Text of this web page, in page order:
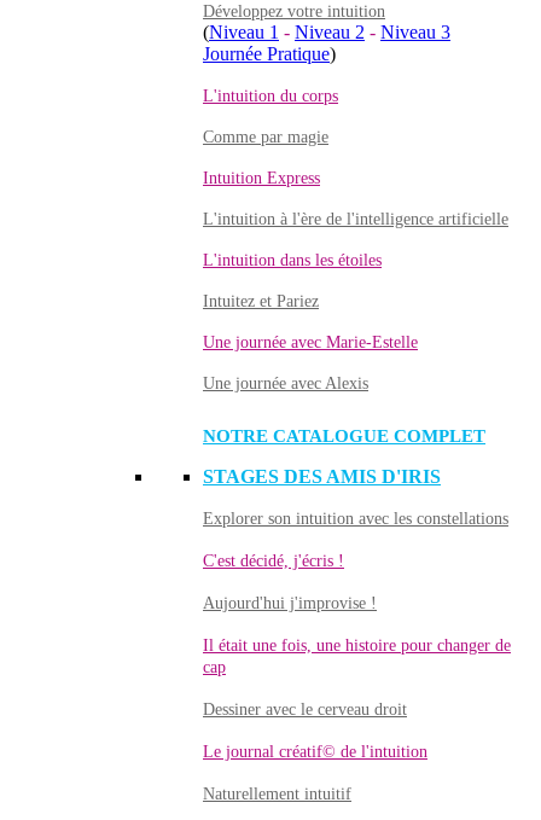
Développez votre intuition
(Niveau 1 - Niveau 2 - Niveau 3
Journée Pratique)
L'intuition du corps
Comme par magie
Intuition Express
L'intuition à l'ère de l'intelligence artificielle
L'intuition dans les étoiles
Intuitez et Pariez
Une journée avec Marie-Estelle
Une journée avec Alexis
NOTRE CATALOGUE COMPLET
STAGES DES AMIS D'IRIS
Explorer son intuition avec les constellations
C'est décidé, j'écris !
Aujourd'hui j'improvise !
Il était une fois, une histoire pour changer de
cap
Dessiner avec le cerveau droit
Le journal créatif© de l'intuition
Naturellement intuitif